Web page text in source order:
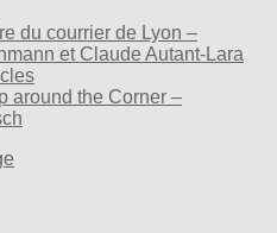
du courrier de Lyon –
et Claude Autant-Lara
around the Corner –